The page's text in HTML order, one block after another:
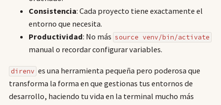
Consistencia: Cada proyecto tiene exactamente el
entorno que necesita.
Productividad: No más source venv/bin/activate
manual o recordar configurar variables.
direnv es una herramienta pequeña pero poderosa que
transforma la forma en que gestionas tus entornos de
desarrollo, haciendo tu vida en la terminal mucho más